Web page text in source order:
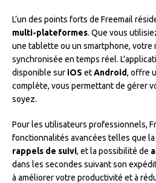
L’un des points forts de Freemail
multi-plateformes. Que vous
une tablette ou un smartphone, votre
synchronisée en temps réel.
disponible sur iOS etAndroid, offre
complète, vous permettant de gérer
soyez.
Pour les utilisateurs professionnels,
fonctionnalités avancées telles que la
rappels de suivi, et la possibilité de
dans les secondes suivant son
à améliorer votre productivité et à